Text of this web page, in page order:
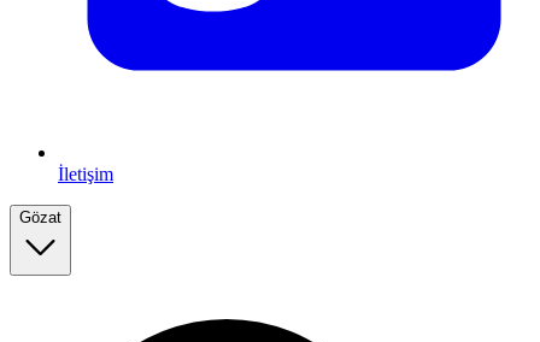
İletişim
Gözat